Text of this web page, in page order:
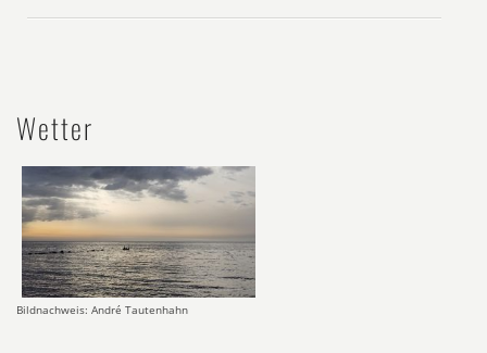
Wetter
Bildnachweis: André Tautenhahn